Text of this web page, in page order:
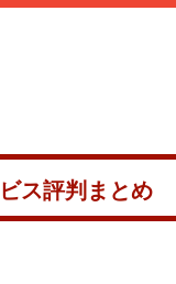
ス評判まとめ